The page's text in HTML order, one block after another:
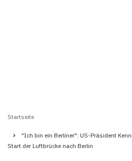
Startseite
"Ich bin ein Berliner": US-Präsident
Start der Luftbrücke nach Berlin